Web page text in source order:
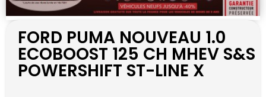
FORD PUMA NOUVEAU 1.0
ECOBOOST 125 CH MHEV S&S
POWERSHIFT ST-LINE X